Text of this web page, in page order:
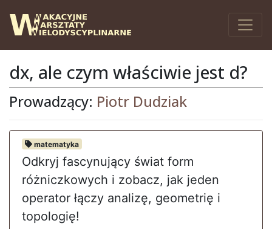
dx, ale czym właściwie jest d?
Prowadzący: Piotr Dudziak
matematyka
Odkryj fascynujący świat form
różniczkowych i zobacz, jak jeden
operator łączy analizę, geometrię i
topologię!